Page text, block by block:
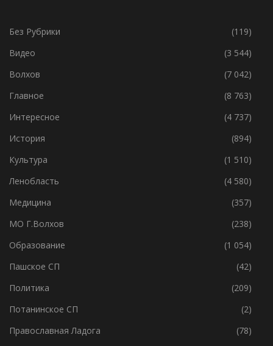
Без Рубрики
(119)
Видео
(3 544)
Волхов
(7 042)
Главное
(8 763)
Интересное
(4 737)
История
(894)
Культура
(1 510)
Ленобласть
(4 580)
Медицина
(357)
МО Г.Волхов
(238)
Образование
(1 054)
Пашское СП
(42)
Политика
(209)
Потанинское СП
(2)